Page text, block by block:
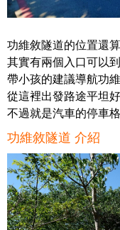
功維敘隧道的位置還
其實有兩個入口可以
帶小孩的建議導航功
從這裡出發路途平坦
不過就是汽車的停車格
功維敘隧道 介紹